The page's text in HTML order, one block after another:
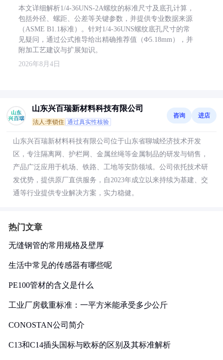
本文详细解析1/4-36UNS-2A螺纹的标准尺寸及底孔计算，
包括外径、螺距、公差等关键参数，并提供专业数据来源
（ASME B1.1标准）。针对1/4-36UNS螺纹底孔尺寸的常
见疑问，通过公式推导给出精确推荐值（Φ5.18mm），并
附加工艺建议与扩展知识。
2026年8月4日
山东兴百瑞新材料科技有限公司
法人:李锁住 通过真实性核验
咨询 进店
山东兴百瑞新材料科技有限公司位于山东省聊城经济技术开发
区，专注隔离网、护栏网、金属丝绳等金属制品的研发与销售，
产品广泛应用于机场、铁路、工地等安防领域。公司依托技术研
发优势，提供原厂直供服务，自2023年成立以来持续为基建、交
通等行业提供专业解决方案，实力稳健。
热门文章
无缝钢管的常用规格及壁厚
生活中常见的传感器有哪些呢
PE100管材的含义是什么
工业厂房载重标准：一平方米能承受多少公斤
CONOSTAN公司简介
C13和C14插头国标与欧标的区别及其标准解析